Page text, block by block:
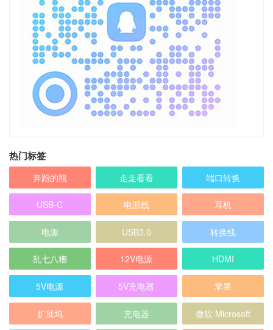
热门标签
奔跑的熊 走走看看 端口转换
USB-C 电源线 耳机
电源 USB3.0 转换线
乱七八糟 12V电源 HDMI
5V电源 5V充电器 苹果
扩展坞 充电器 微软 Microsoft